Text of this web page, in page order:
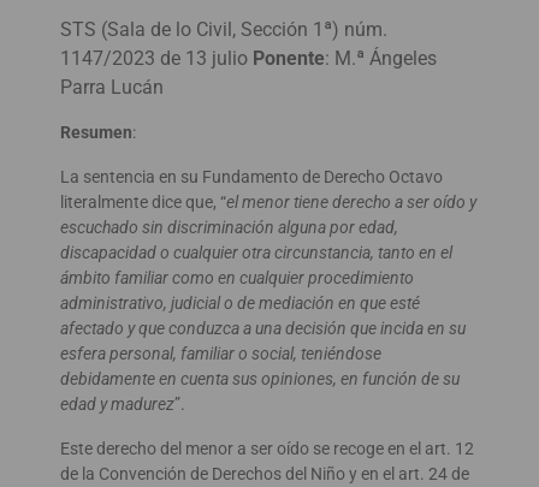
STS (Sala de lo Civil, Sección 1ª) núm.
1147/2023 de 13 julio Ponente: M.ª Ángeles
Parra Lucán
Resumen:
La sentencia en su Fundamento de Derecho Octavo
literalmente dice que, “el menor tiene derecho a ser oído y
escuchado sin discriminación alguna por edad,
discapacidad o cualquier otra circunstancia, tanto en el
ámbito familiar como en cualquier procedimiento
administrativo, judicial o de mediación en que esté
afectado y que conduzca a una decisión que incida en su
esfera personal, familiar o social, teniéndose
debidamente en cuenta sus opiniones, en función de su
edad y madurez”.
Este derecho del menor a ser oído se recoge en el art. 12
de la Convención de Derechos del Niño y en el art. 24 de